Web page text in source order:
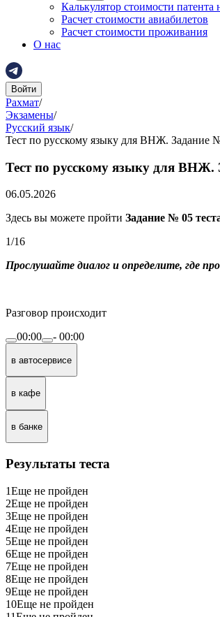
Калькулятор стоимости патента
Расчет стоимости авиабилетов
Расчет стоимости проживания
О нас
Войти
Рахмат/
Экзамены/
Русский язык/
Тест по русскому языку для ВНЖ. Задание
Тест по русскому языку для ВНЖ.
06.05.2026
Здесь вы можете пройти Задание № 05
1/16
Прослушайте диалог и определите, где
Разговор происходит
00:00
- 00:00
в автосервисе
в кафе
в банке
Результаты теста
1Еще не пройден
2Еще не пройден
3Еще не пройден
4Еще не пройден
5Еще не пройден
6Еще не пройден
7Еще не пройден
8Еще не пройден
9Еще не пройден
10Еще не пройден